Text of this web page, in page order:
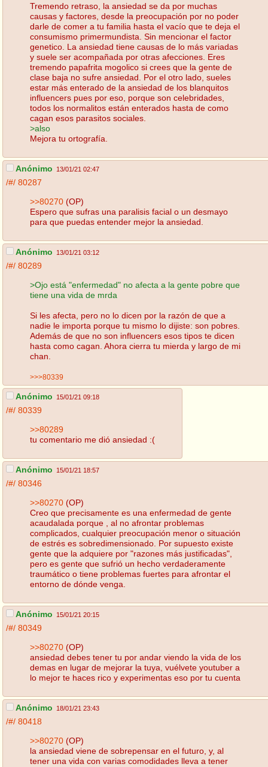
Tremendo retraso, la ansiedad se da por muchas
causas y factores, desde la preocupación por no poder
darle de comer a tu familia hasta el vacío que te deja el
consumismo primermundista. Sin mencionar el factor
genetico. La ansiedad tiene causas de lo más variadas
y suele ser acompañada por otras afecciones. Eres
tremendo papafrita mogolico si crees que la gente de
clase baja no sufre ansiedad. Por el otro lado, sueles
estar más enterado de la ansiedad de los blanquitos
influencers pues por eso, porque son celebridades,
todos los normalitos están enterados hasta de como
cagan esos parasitos sociales.
>also
Mejora tu ortografía.
Anónimo 13/01/21 02:47
/#/ 80287
>>80270 (OP)
Espero que sufras una paralisis facial o un desmayo
para que puedas entender mejor la ansiedad.
Anónimo 13/01/21 03:12
/#/ 80289
>Ojo está "enfermedad" no afecta a la gente pobre que
tiene una vida de mrda
Si les afecta, pero no lo dicen por la razón de que a
nadie le importa porque tu mismo lo dijiste: son pobres.
Además de que no son influencers esos tipos te dicen
hasta como cagan. Ahora cierra tu mierda y largo de mi
chan.
>>>80339
Anónimo 15/01/21 09:18
/#/ 80339
>>80289
tu comentario me dió ansiedad :(
Anónimo 15/01/21 18:57
/#/ 80346
>>80270 (OP)
Creo que precisamente es una enfermedad de gente
acaudalada porque , al no afrontar problemas
complicados, cualquier preocupación menor o situación
de estrés es sobredimensionado. Por supuesto existe
gente que la adquiere por "razones más justificadas",
pero es gente que sufrió un hecho verdaderamente
traumático o tiene problemas fuertes para afrontar el
entorno de dónde venga.
Anónimo 15/01/21 20:15
/#/ 80349
>>80270 (OP)
ansiedad debes tener tu por andar viendo la vida de los
demas en lugar de mejorar la tuya, vuélvete youtuber a
lo mejor te haces rico y experimentas eso por tu cuenta
Anónimo 18/01/21 23:43
/#/ 80418
>>80270 (OP)
la ansiedad viene de sobrepensar en el futuro, y, al
tener una vida con varias comodidades lleva a tener